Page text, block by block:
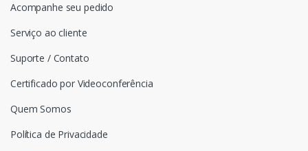
Acompanhe seu pedido
Serviço ao cliente
Suporte / Contato
Certificado por Videoconferência
Quem Somos
Política de Privacidade